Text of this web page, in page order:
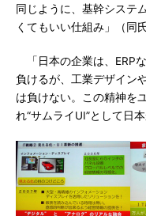
同じように、基幹システ
くてもいい仕組み」（同
「日本の企業は、ERP
負けるが、工業デザイン
は負けない。この精神を
れ“サムライUI”として日